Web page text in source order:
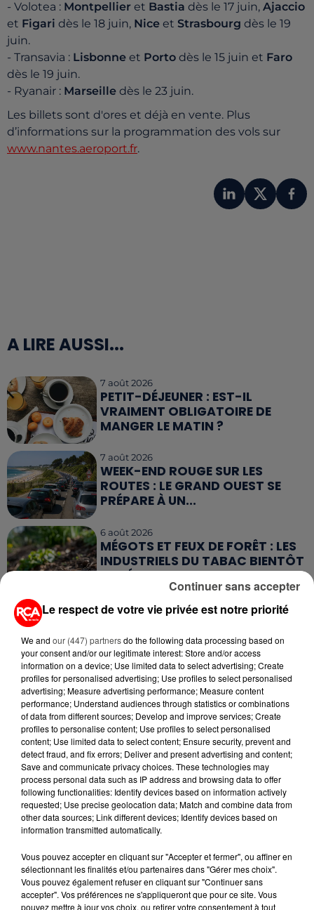
- Volotea : Montpellier et Bastia dès le 17 juin, Ajaccio
et Figari dès le 18 juin, Nice et Strasbourg dès le 19
juin.
- Transavia : Lisbonne et Porto dès le 15 juin et Faro
dès le 19 juin.
- Ryanair : Marseille dès le 23 juin.
Les billets sont d'ores et déjà en vente. Plus
d’informations sur la programmation des vols sur
www.nantes.aeroport.fr.
A LIRE AUSSI...
7 août 2026
PETIT-DÉJEUNER : EST-IL
VRAIMENT OBLIGATOIRE DE
MANGER LE MATIN ?
7 août 2026
WEEK-END ROUGE SUR LES
ROUTES : LE GRAND OUEST SE
PRÉPARE À UN...
6 août 2026
MÉGOTS ET FEUX DE FORÊT : LES
INDUSTRIELS DU TABAC BIENTÔT
TAXÉS...
6 août 2026
CANICULE : POURQUOI LES
BOUTEILLES D'EAU
DISPARAISSENT DES RAYONS...
5 août 2026
MANGER SAINEMENT COÛTE 25 %
PLUS CHER QU'IL Y A CINQ ANS,
ALERTE L’ONU
5 août 2026
QUELLES SONT LES MARQUES QUI
OFFRENT LE MEILLEUR RAPPORT...
RETROUVEZ TOUTE L'ACTU DE LA RÉGION ET
RECEVEZ LES ALERTES INFOS DE LA RÉDACTION
Le respect de votre vie privée est notre priorité
We and our (447) partnersdo the following data processing based on
your consent and/or our legitimate interest: Store and/or access
information on a device; Use limited data to select advertising; Create
profiles for personalised advertising; Use profiles to select personalised
advertising; Measure advertising performance; Measure content
performance; Understand audiences through statistics or combinations
of data from different sources; Develop and improve services; Create
profiles to personalise content; Use profiles to select personalised
content; Use limited data to select content; Ensure security, prevent and
detect fraud, and fix errors; Deliver and present advertising and content;
Save and communicate privacy choices. These technologies may
process personal data such as IP address and browsing data to offer
following functionalities: Identify devices based on information actively
requested; Use precise geolocation data; Match and combine data from
other data sources; Link different devices; Identify devices based on
information transmitted automatically.
Vous pouvez accepter en cliquant sur "Accepter et fermer", ou affiner en
sélectionnant les finalités et/ou partenaires dans "Gérer mes choix".
Vous pouvez également refuser en cliquant sur "Continuer sans
accepter". Vos préférences ne s'appliqueront que pour ce site. Vous
pouvez mettre à jour vos choix, ou retirer votre consentement à tout
Continuer sans accepter